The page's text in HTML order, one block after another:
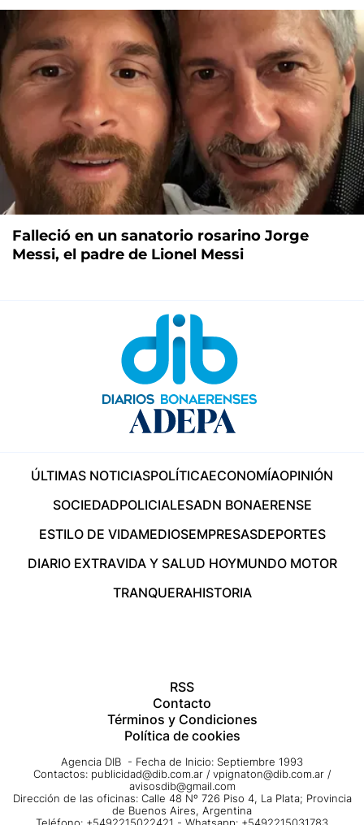
Falleció en un sanatorio rosarino Jorge
Messi, el padre de Lionel Messi
ÚLTIMAS NOTICIASPOLÍTICAECONOMÍAOPINIÓN
SOCIEDADPOLICIALESADN BONAERENSE
ESTILO DE VIDAMEDIOSEMPRESASDEPORTES
DIARIO EXTRAVIDA Y SALUD HOYMUNDO MOTOR
TRANQUERAHISTORIA
RSS
Contacto
Términos y Condiciones
Política de cookies
Agencia DIB - Fecha de Inicio: Septiembre 1993
Contactos: publicidad@dib.com.ar / vpignaton@dib.com.ar /
avisosdib@gmail.com
Dirección de las oficinas: Calle 48 Nº 726 Piso 4, La Plata; Provincia
de Buenos Aires, Argentina